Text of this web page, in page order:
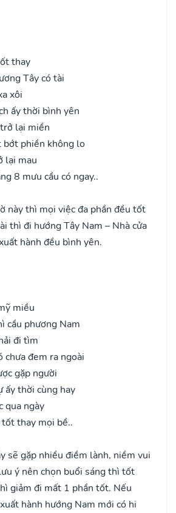
thay
Tây có tài
xôi
ấy thời bình yên
lại miền
bớt phiền không lo
lại mau
8 mưu cầu có ngay..
này thì mọi việc đa phần đều tốt
thì đi hướng Tây Nam – Nhà cửa
hành đều bình yên.
miều
cầu phương Nam
đi tìm
chưa đem ra ngoài
gặp người
ấy thời cùng hay
qua ngày
thay mọi bề..
sẽ gặp nhiều điềm lành, niềm vui
ý nên chọn buổi sáng thì tốt
giảm đi mất 1 phần tốt. Nếu
hành hướng Nam mới có hi